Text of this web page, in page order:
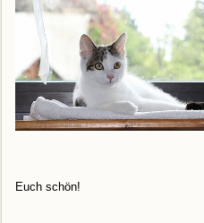
und
Euch schön!